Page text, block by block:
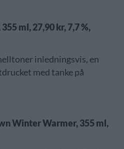
ml, 27,90 kr, 7,7 %,
inledningsvis, en
med tanke på
Winter Warmer, 355 ml,